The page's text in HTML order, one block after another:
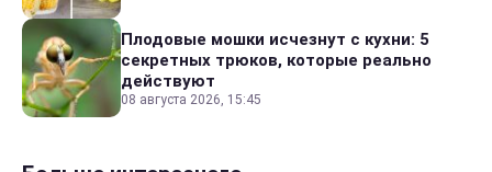
Плодовые мошки исчезнут с кухни: 5
секретных трюков, которые реально
действуют
08 августа 2026, 15:45